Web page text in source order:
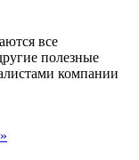
все
полезные
компании